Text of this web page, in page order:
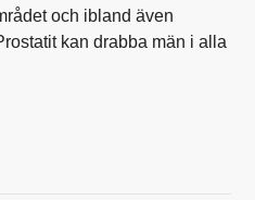
och ibland även
kan drabba män i alla